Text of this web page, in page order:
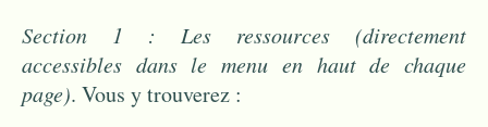
Section 1 : Les ressources (directement
accessibles dans le menu en haut de chaque
page). Vous y trouverez :